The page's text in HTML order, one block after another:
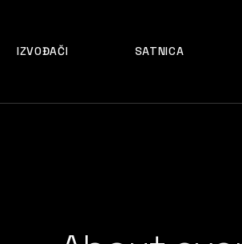
IZVOĐAČI SATNICA